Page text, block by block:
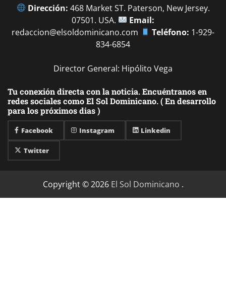
Dirección: 468 Market ST. Paterson, New Jersey.
07501. USA.
Email:
redaccion@elsoldominicano.com
Teléfono: 1-929-
834-6854
Director General: Hipólito Vega
Tu conexión directa con la noticia. Encuéntranos en
redes sociales como El Sol Dominicano. ( En desarrollo
para los próximos dias )
Facebook Instagram Linkedin
Twitter
Copyright © 2026 El Sol Dominicano .